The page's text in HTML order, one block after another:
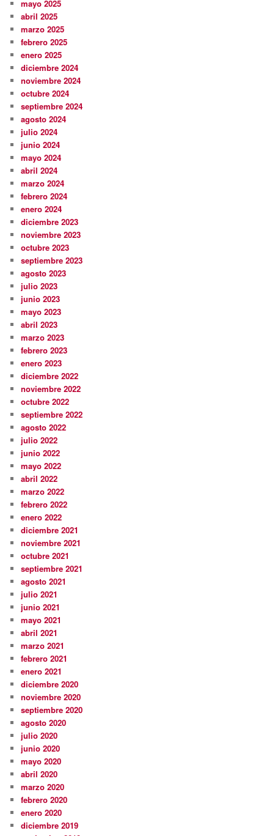
mayo 2025
abril 2025
marzo 2025
febrero 2025
enero 2025
diciembre 2024
noviembre 2024
octubre 2024
septiembre 2024
agosto 2024
julio 2024
junio 2024
mayo 2024
abril 2024
marzo 2024
febrero 2024
enero 2024
diciembre 2023
noviembre 2023
octubre 2023
septiembre 2023
agosto 2023
julio 2023
junio 2023
mayo 2023
abril 2023
marzo 2023
febrero 2023
enero 2023
diciembre 2022
noviembre 2022
octubre 2022
septiembre 2022
agosto 2022
julio 2022
junio 2022
mayo 2022
abril 2022
marzo 2022
febrero 2022
enero 2022
diciembre 2021
noviembre 2021
octubre 2021
septiembre 2021
agosto 2021
julio 2021
junio 2021
mayo 2021
abril 2021
marzo 2021
febrero 2021
enero 2021
diciembre 2020
noviembre 2020
septiembre 2020
agosto 2020
julio 2020
junio 2020
mayo 2020
abril 2020
marzo 2020
febrero 2020
enero 2020
diciembre 2019